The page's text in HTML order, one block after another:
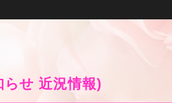
せ 近況情報)